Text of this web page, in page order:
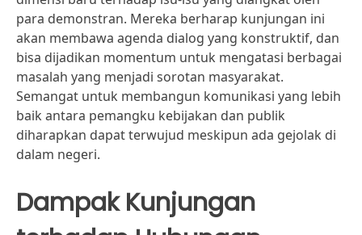
para demonstran. Mereka berharap kunjungan ini
akan membawa agenda dialog yang konstruktif, dan
bisa dijadikan momentum untuk mengatasi berbagai
masalah yang menjadi sorotan masyarakat.
Semangat untuk membangun komunikasi yang lebih
baik antara pemangku kebijakan dan publik
diharapkan dapat terwujud meskipun ada gejolak di
dalam negeri.
Dampak Kunjungan